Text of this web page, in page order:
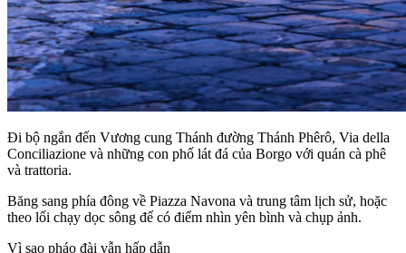
Đi bộ ngắn đến Vương cung Thánh đường Thánh Phêrô, Via della
Conciliazione và những con phố lát đá của Borgo với quán cà phê
và trattoria.
Băng sang phía đông về Piazza Navona và trung tâm lịch sử, hoặc
theo lối chạy dọc sông để có điểm nhìn yên bình và chụp ảnh.
Vì sao pháo đài vẫn hấp dẫn